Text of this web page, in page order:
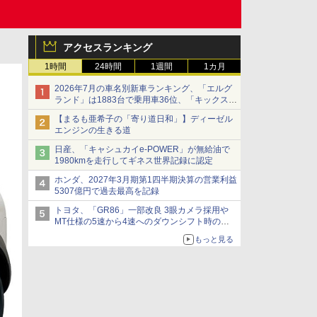
アクセスランキング
1時間 24時間 1週間 1カ月
2026年7月の車名別新車ランキング、「エルグ
ランド」は1883台で乗用車36位、「キックス」
は2591台で27位に
【まるも亜希子の「寄り道日和」】ディーゼル
エンジンの生きる道
日産、「キャシュカイe-POWER」が無給油で
1980kmを走行してギネス世界記録に認定
ホンダ、2027年3月期第1四半期決算の営業利益
5307億円で過去最高を記録
トヨタ、「GR86」一部改良 3眼カメラ採用や
MT仕様の5速から4速へのダウンシフト時の操
もっと見る